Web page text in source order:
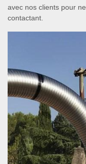
avec nos clients pour
contactant.